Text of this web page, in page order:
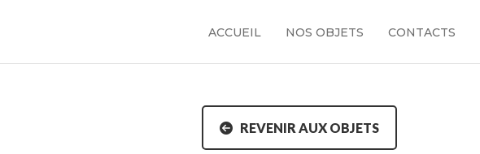
ACCUEIL NOS OBJETS CONTACTS
REVENIR AUX OBJETS